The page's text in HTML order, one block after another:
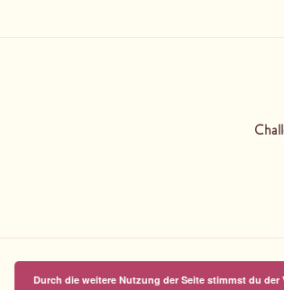
Durch die weitere Nutzung der Seite stimmst du